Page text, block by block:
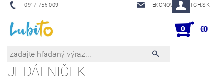
0917 755 009 EKONOM@SKETCH.SK
0 €0
JEDÁLNIČEK